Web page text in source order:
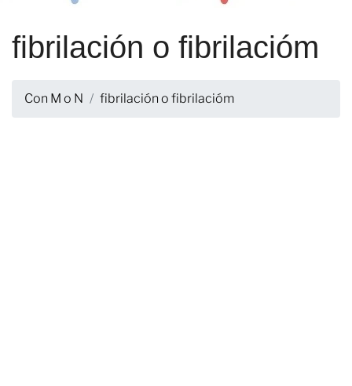
fibrilación o fibrilacióm
Con M o N fibrilación o fibrilacióm